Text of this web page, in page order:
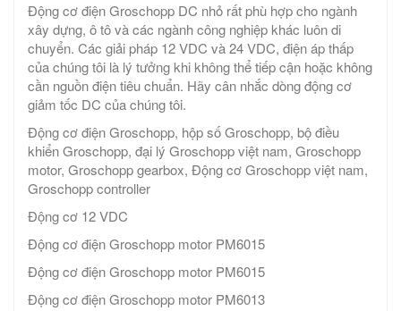
Động cơ điện Groschopp DC nhỏ rất phù hợp cho ngành
xây dựng, ô tô và các ngành công nghiệp khác luôn di
chuyển. Các giải pháp 12 VDC và 24 VDC, điện áp thấp
của chúng tôi là lý tưởng khi không thể tiếp cận hoặc không
cần nguồn điện tiêu chuẩn. Hãy cân nhắc dòng động cơ
giảm tốc DC của chúng tôi.
Động cơ điện Groschopp, hộp số Groschopp, bộ điều
khiển Groschopp, đại lý Groschopp việt nam, Groschopp
motor, Groschopp gearbox, Động cơ Groschopp việt nam,
Groschopp controller
Động cơ 12 VDC
Động cơ điện Groschopp motor PM6015
Động cơ điện Groschopp motor PM6015
Động cơ điện Groschopp motor PM6013